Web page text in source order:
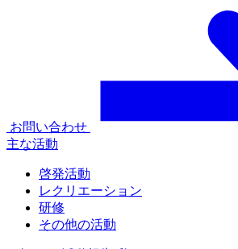
お問い合わせ
主な活動
啓発活動
レクリエーション
研修
その他の活動